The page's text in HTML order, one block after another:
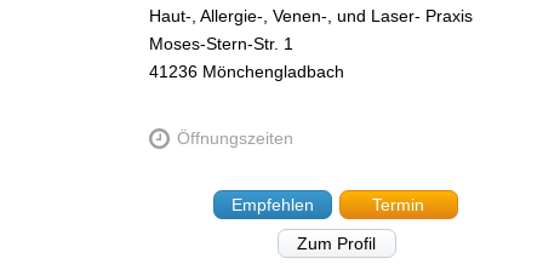
Haut-, Allergie-, Venen-, und Laser- Praxis
Moses-Stern-Str. 1
41236 Mönchengladbach
Öffnungszeiten
Empfehlen
Termin
Zum Profil